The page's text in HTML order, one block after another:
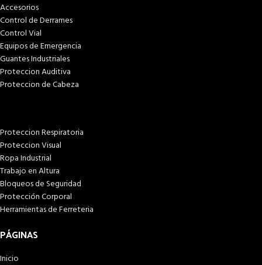
Accesorios
Control de Derrames
Control Vial
Equipos de Emergencia
Guantes Industriales
Proteccion Auditiva
Proteccion de Cabeza
Proteccion Respiratoria
Proteccion Visual
Ropa Industrial
Trabajo en Altura
Bloqueos de Seguridad
Protección Corporal
Herramientas de Ferreteria
PÁGINAS
Inicio